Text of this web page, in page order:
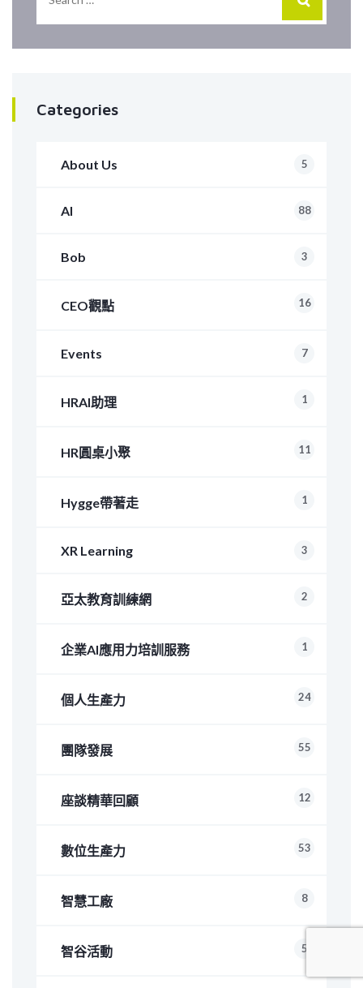
Categories
About Us 5
AI 88
Bob 3
CEO觀點 16
Events 7
HRAI助理 1
HR圓桌小聚 11
Hygge帶著走 1
XR Learning 3
亞太教育訓練網 2
企業AI應用力培訓服務 1
個人生產力 24
團隊發展 55
座談精華回顧 12
數位生產力 53
智慧工廠 8
智谷活動 5